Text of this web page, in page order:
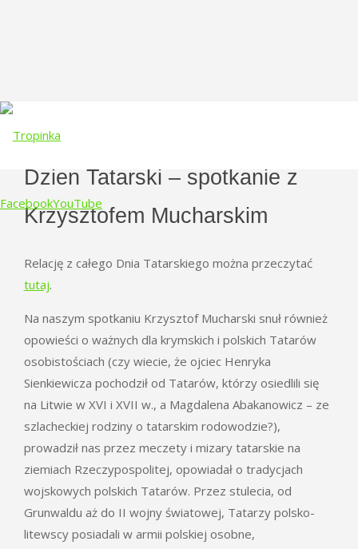
FacebookYouTube
content
Dzien Tatarski – spotkanie z
Krzysztofem Mucharskim
Relację z całego Dnia Tatarskiego można przeczytać
tutaj.
Na naszym spotkaniu Krzysztof Mucharski snuł również
opowieści o ważnych dla krymskich i polskich Tatarów
osobistościach (czy wiecie, że ojciec Henryka
Sienkiewicza pochodził od Tatarów, którzy osiedlili się
na Litwie w XVI i XVII w., a Magdalena Abakanowicz – ze
szlacheckiej rodziny o tatarskim rodowodzie?),
prowadził nas przez meczety i mizary tatarskie na
ziemiach Rzeczypospolitej, opowiadał o tradycjach
wojskowych polskich Tatarów. Przez stulecia, od
Grunwaldu aż do II wojny światowej, Tatarzy polsko-
litewscy posiadali w armii polskiej osobne,